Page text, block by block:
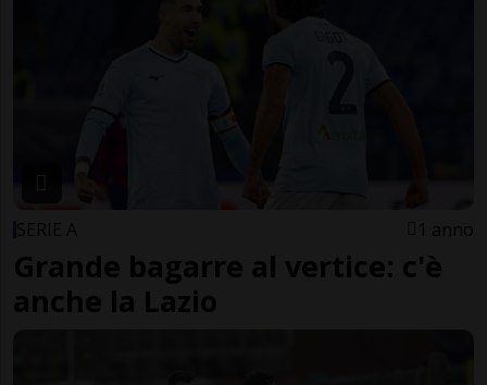
SERIE A 1 anno
Grande bagarre al vertice: c'è
anche la Lazio